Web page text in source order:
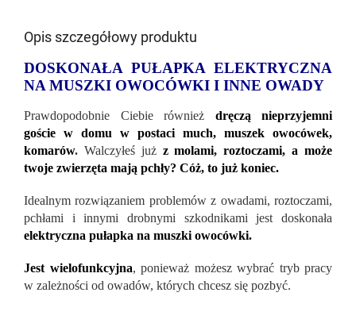
Opis szczegółowy produktu
DOSKONAŁA PUŁAPKA ELEKTRYCZNA
NA MUSZKI OWOCÓWKI I INNE OWADY
Prawdopodobnie Ciebie również dręczą nieprzyjemni
goście w domu w postaci much, muszek owocówek,
komarów. Walczyłeś już z molami, roztoczami, a może
twoje zwierzęta mają pchły? Cóż, to już koniec.
Idealnym rozwiązaniem problemów z owadami, roztoczami,
pchłami i innymi drobnymi szkodnikami jest doskonała
elektryczna pułapka na muszki owocówki.
Jest wielofunkcyjna, ponieważ możesz wybrać tryb pracy
w zależności od owadów, których chcesz się pozbyć.